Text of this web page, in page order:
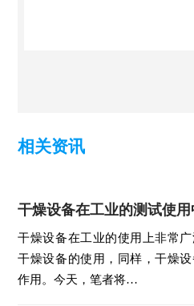
相关资讯
干燥设备在工业的测试使用
干燥设备在工业的使用上非常
干燥设备的使用，同样，干燥
作用。今天，笔者将…